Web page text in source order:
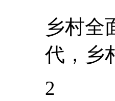
乡村全
代，乡
2